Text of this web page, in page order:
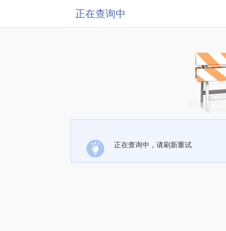
正在查询中
正在查询中，请刷新重试